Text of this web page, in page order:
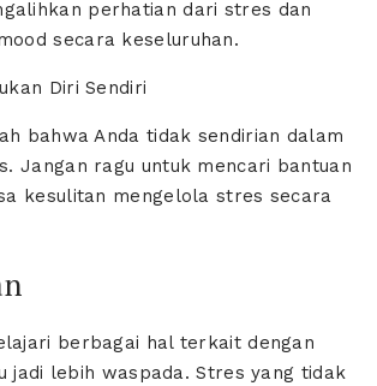
perhatian dari stres dan
secara keseluruhan.
Diri Sendiri
bahwa Anda tidak sendirian dalam
Jangan ragu untuk mencari bantuan
kesulitan mengelola stres secara
berbagai hal terkait dengan
jadi lebih waspada. Stres yang tidak